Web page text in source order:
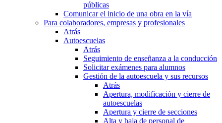
públicas
Comunicar el inicio de una obra en la vía
Para colaboradores, empresas y profesionales
Atrás
Autoescuelas
Atrás
Seguimiento de enseñanza a la conducción
Solicitar exámenes para alumnos
Gestión de la autoescuela y sus recursos
Atrás
Apertura, modificación y cierre de
autoescuelas
Apertura y cierre de secciones
Alta y baja de personal de